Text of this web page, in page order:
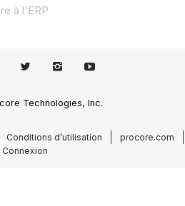
à l'ERP
Technologies, Inc.
Conditions d’utilisation
procore.com
Connexion